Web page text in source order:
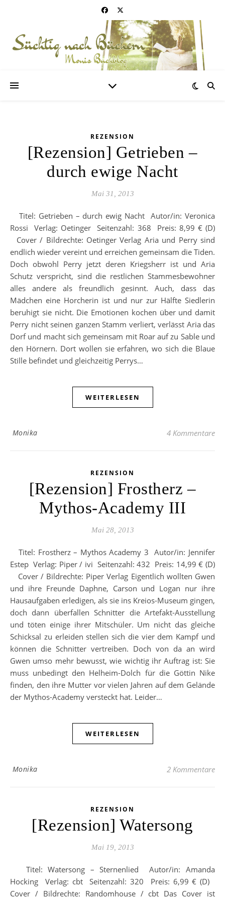
REZENSION
[Rezension] Getrieben –
durch ewige Nacht
Mai 31, 2013
Titel: Getrieben – durch ewig Nacht Autor/in: Veronica
Rossi Verlag: Oetinger Seitenzahl: 368 Preis: 8,99 € (D)
Cover / Bildrechte: Oetinger Verlag Aria und Perry sind
endlich wieder vereint und erreichen gemeinsam die Tiden.
Doch obwohl Perry jetzt deren Kriegsherr ist und Aria
Schutz verspricht, sind die restlichen Stammesbewohner
alles andere als freundlich gesinnt. Auch, dass das
Mädchen eine Horcherin ist und nur zur Hälfte Siedlerin
beruhigt sie nicht. Die Emotionen kochen über und damit
Perry nicht seinen ganzen Stamm verliert, verlässt Aria das
Dorf und macht sich gemeinsam mit Roar auf zu Sable und
den Hörnern. Dort wollen sie erfahren, wo sich die Blaue
Stille befindet und gleichzeitig Perrys…
WEITERLESEN
Monika 4 Kommentare
REZENSION
[Rezension] Frostherz –
Mythos-Academy III
Mai 28, 2013
Titel: Frostherz – Mythos Academy 3 Autor/in: Jennifer
Estep Verlag: Piper / ivi Seitenzahl: 432 Preis: 14,99 € (D)
Cover / Bildrechte: Piper Verlag Eigentlich wollten Gwen
und ihre Freunde Daphne, Carson und Logan nur ihre
Hausaufgaben erledigen, als sie ins Kreios-Museum gingen,
doch dann überfallen Schnitter die Artefakt-Ausstellung
und töten einige ihrer Mitschüler. Um nicht das gleiche
Schicksal zu erleiden stellen sich die vier dem Kampf und
können die Schnitter vertreiben. Doch von da an wird
Gwen umso mehr bewusst, wie wichtig ihr Auftrag ist: Sie
muss unbedingt den Helheim-Dolch für die Göttin Nike
finden, den ihre Mutter vor vielen Jahren auf dem Gelände
der Mythos-Academy versteckt hat. Leider…
WEITERLESEN
Monika 2 Kommentare
REZENSION
[Rezension] Watersong
Mai 19, 2013
Titel: Watersong – Sternenlied Autor/in: Amanda
Hocking Verlag: cbt Seitenzahl: 320 Preis: 6,99 € (D)
Cover / Bildrechte: Randomhouse / cbt Das Cover ist